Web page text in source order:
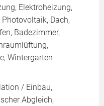
Elektroheizung,
Dach,
Badezimmer,
Wintergarten
/ Einbau,
Abgleich,